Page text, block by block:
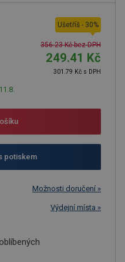
Ušetříš - 30%
356.23 Kč bez DPH
249.41 Kč
301.79 Kč s DPH
potiskem
Možnosti doručení »
Výdejní místa »